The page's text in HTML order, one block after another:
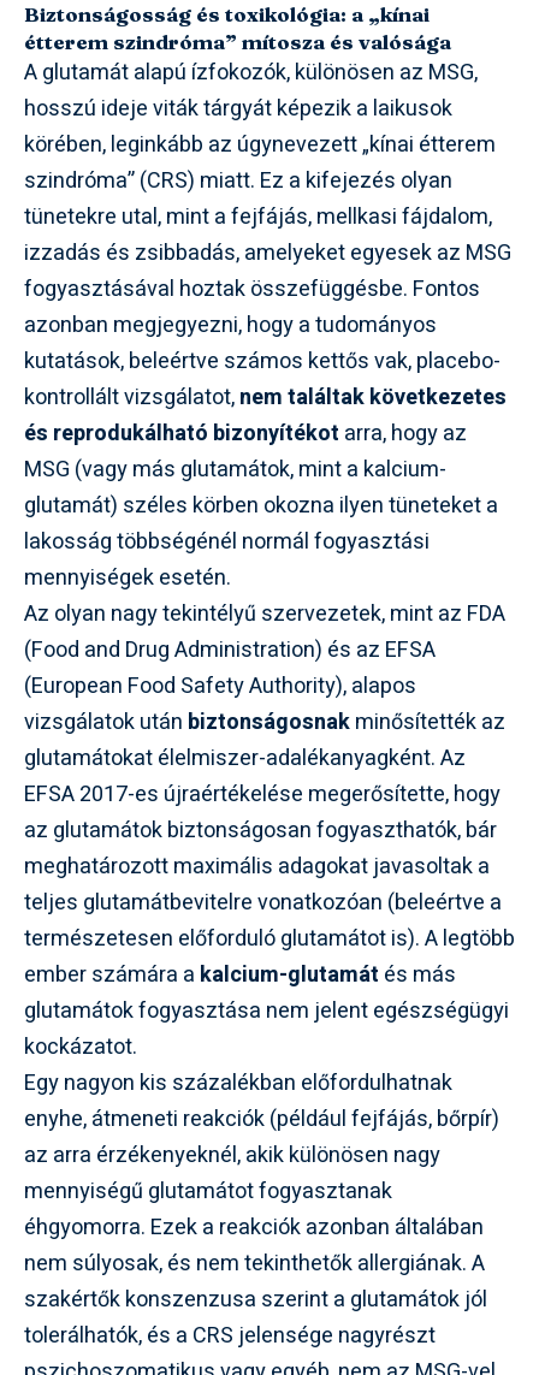
Biztonságosság és toxikológia: a „kínai
étterem szindróma” mítosza és valósága
A glutamát alapú ízfokozók, különösen az MSG,
hosszú ideje viták tárgyát képezik a laikusok
körében, leginkább az úgynevezett „kínai étterem
szindróma” (CRS) miatt. Ez a kifejezés olyan
tünetekre utal, mint a fejfájás, mellkasi fájdalom,
izzadás és zsibbadás, amelyeket egyesek az MSG
fogyasztásával hoztak összefüggésbe. Fontos
azonban megjegyezni, hogy a tudományos
kutatások, beleértve számos kettős vak, placebo-
kontrollált vizsgálatot,nem találtak következetes
és reprodukálható bizonyítékot arra, hogy az
MSG (vagy más glutamátok, mint a kalcium-
glutamát) széles körben okozna ilyen tüneteket a
lakosság többségénél normál fogyasztási
mennyiségek esetén.
Az olyan nagy tekintélyű szervezetek, mint az FDA
(Food and Drug Administration) és az EFSA
(European Food Safety Authority), alapos
vizsgálatok után biztonságosnakminősítették az
glutamátokat élelmiszer-adalékanyagként. Az
EFSA 2017-es újraértékelése megerősítette, hogy
az glutamátok biztonságosan fogyaszthatók, bár
meghatározott maximális adagokat javasoltak a
teljes glutamátbevitelre vonatkozóan (beleértve a
természetesen előforduló glutamátot is). A legtöbb
ember számára a kalcium-glutamát és más
glutamátok fogyasztása nem jelent egészségügyi
kockázatot.
Egy nagyon kis százalékban előfordulhatnak
enyhe, átmeneti reakciók (például fejfájás, bőrpír)
az arra érzékenyeknél, akik különösen nagy
mennyiségű glutamátot fogyasztanak
éhgyomorra. Ezek a reakciók azonban általában
nem súlyosak, és nem tekinthetők allergiának. A
szakértők konszenzusa szerint a glutamátok jól
tolerálhatók, és a CRS jelensége nagyrészt